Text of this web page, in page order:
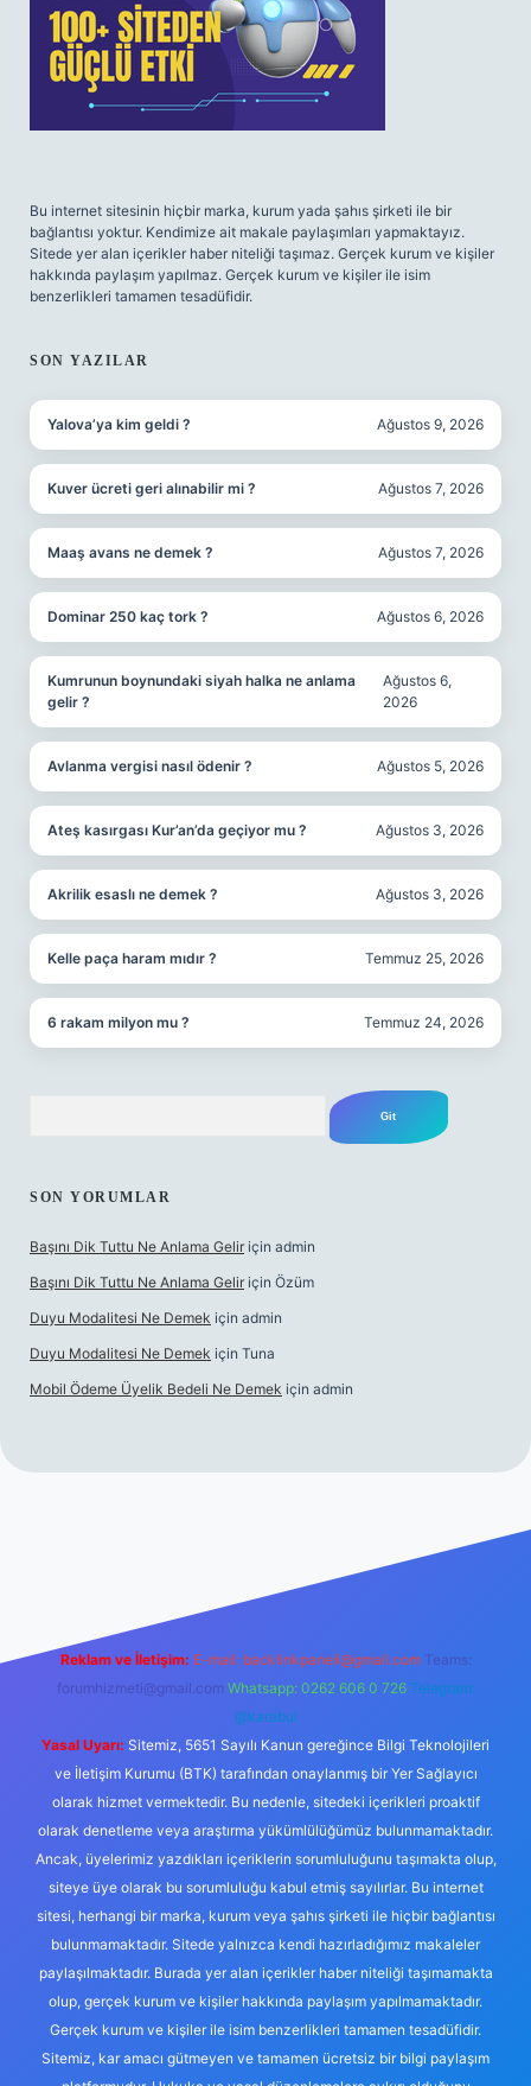
Bu internet sitesinin hiçbir marka, kurum yada şahıs şirketi ile bir
bağlantısı yoktur. Kendimize ait makale paylaşımları yapmaktayız.
Sitede yer alan içerikler haber niteliği taşımaz. Gerçek kurum ve kişiler
hakkında paylaşım yapılmaz. Gerçek kurum ve kişiler ile isim
benzerlikleri tamamen tesadüfidir.
SON YAZILAR
Yalova’ya kim geldi ? Ağustos 9, 2026
Kuver ücreti geri alınabilir mi ? Ağustos 7, 2026
Maaş avans ne demek ? Ağustos 7, 2026
Dominar 250 kaç tork ? Ağustos 6, 2026
Kumrunun boynundaki siyah halka ne anlama
gelir ?
Ağustos 6,
2026
Avlanma vergisi nasıl ödenir ? Ağustos 5, 2026
Ateş kasırgası Kur’an’da geçiyor mu ? Ağustos 3, 2026
Akrilik esaslı ne demek ? Ağustos 3, 2026
Kelle paça haram mıdır ? Temmuz 25, 2026
6 rakam milyon mu ? Temmuz 24, 2026
SON YORUMLAR
Başını Dik Tuttu Ne Anlama Gelir için admin
Başını Dik Tuttu Ne Anlama Gelir için Özüm
Duyu Modalitesi Ne Demek için admin
Duyu Modalitesi Ne Demek için Tuna
Mobil Ödeme Üyelik Bedeli Ne Demek için admin
Reklam ve İletişim: E-mail: backlinkpaneli@gmail.com Teams:
forumhizmeti@gmail.com Whatsapp: 0262 606 0 726 Telegram:
@karabul
Yasal Uyarı: Sitemiz, 5651 Sayılı Kanun gereğince Bilgi Teknolojileri
ve İletişim Kurumu (BTK) tarafından onaylanmış bir Yer Sağlayıcı
olarak hizmet vermektedir. Bu nedenle, sitedeki içerikleri proaktif
olarak denetleme veya araştırma yükümlülüğümüz bulunmamaktadır.
Ancak, üyelerimiz yazdıkları içeriklerin sorumluluğunu taşımakta olup,
siteye üye olarak bu sorumluluğu kabul etmiş sayılırlar. Bu internet
sitesi, herhangi bir marka, kurum veya şahıs şirketi ile hiçbir bağlantısı
bulunmamaktadır. Sitede yalnızca kendi hazırladığımız makaleler
paylaşılmaktadır. Burada yer alan içerikler haber niteliği taşımamakta
olup, gerçek kurum ve kişiler hakkında paylaşım yapılmamaktadır.
Gerçek kurum ve kişiler ile isim benzerlikleri tamamen tesadüfidir.
Sitemiz, kar amacı gütmeyen ve tamamen ücretsiz bir bilgi paylaşım